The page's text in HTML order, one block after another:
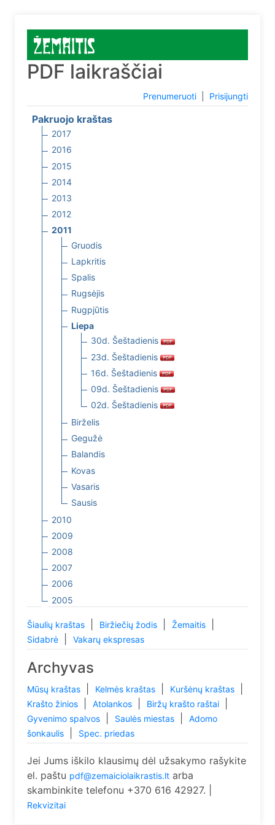
PDF laikraščiai
Prenumeruoti Prisijungti
Pakruojo kraštas
2017
2016
2015
2014
2013
2012
2011
Gruodis
Lapkritis
Spalis
Rugsėjis
Rugpjūtis
Liepa
30d. Šeštadienis
23d. Šeštadienis
16d. Šeštadienis
09d. Šeštadienis
02d. Šeštadienis
Birželis
Gegužė
Balandis
Kovas
Vasaris
Sausis
2010
2009
2008
2007
2006
2005
Šiaulių kraštas Biržiečių žodis Žemaitis
Sidabrė Vakarų ekspresas
Archyvas
Mūsų kraštas Kelmės kraštas Kuršėnų kraštas
Krašto žinios Atolankos Biržų krašto raštai
Gyvenimo spalvos Saulės miestas
Adomo
šonkaulis
Spec. priedas
Jei Jums iškilo klausimų dėl užsakymo rašykite
el. paštu pdf@zemaiciolaikrastis.lt arba
skambinkite telefonu +370 616 42927. |
Rekvizitai